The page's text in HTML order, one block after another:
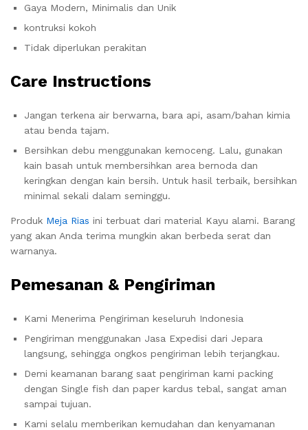
Gaya Modern, Minimalis dan Unik
kontruksi kokoh
Tidak diperlukan perakitan
Care Instructions
Jangan terkena air berwarna, bara api, asam/bahan kimia
atau benda tajam.
Bersihkan debu menggunakan kemoceng. Lalu, gunakan
kain basah untuk membersihkan area bernoda dan
keringkan dengan kain bersih. Untuk hasil terbaik, bersihkan
minimal sekali dalam seminggu.
Produk Meja Rias ini terbuat dari material Kayu alami. Barang
yang akan Anda terima mungkin akan berbeda serat dan
warnanya.
Pemesanan & Pengiriman
Kami Menerima Pengiriman keseluruh Indonesia
Pengiriman menggunakan Jasa Expedisi dari Jepara
langsung, sehingga ongkos pengiriman lebih terjangkau.
Demi keamanan barang saat pengiriman kami packing
dengan Single fish dan paper kardus tebal, sangat aman
sampai tujuan.
Kami selalu memberikan kemudahan dan kenyamanan